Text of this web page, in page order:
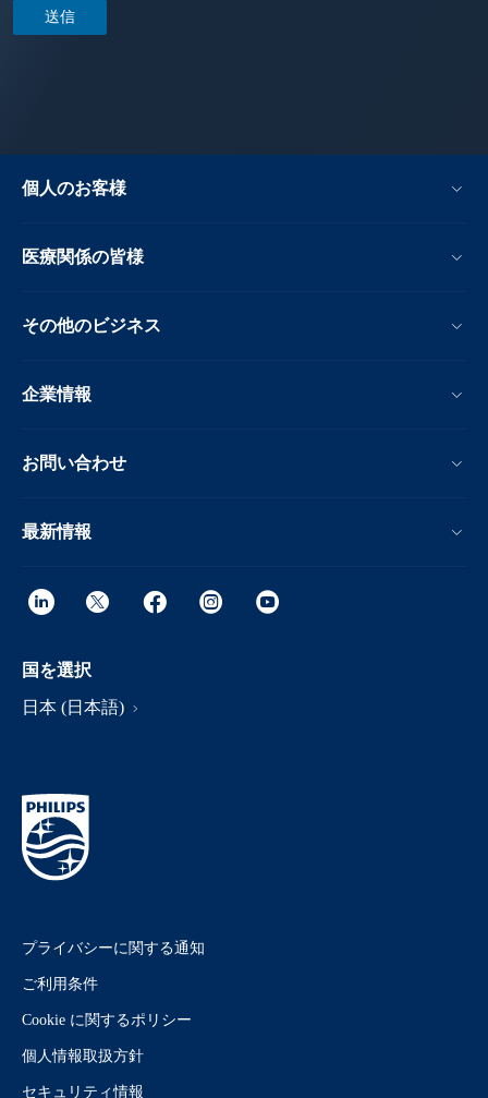
個人のお客様
医療関係の皆様
その他のビジネス
企業情報
お問い合わせ
最新情報
国を選択
日本 (日本語)
プライバシーに関する通知
ご利用条件
Cookie に関するポリシー
個人情報取扱方針
セキュリティ情報